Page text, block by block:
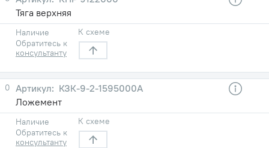
Тяга верхняя
Наличие
Обратитесь к
консультанту
К схеме
0
КЗК-9-2-1595000А
Ложемент
Наличие
Обратитесь к
консультанту
К схеме